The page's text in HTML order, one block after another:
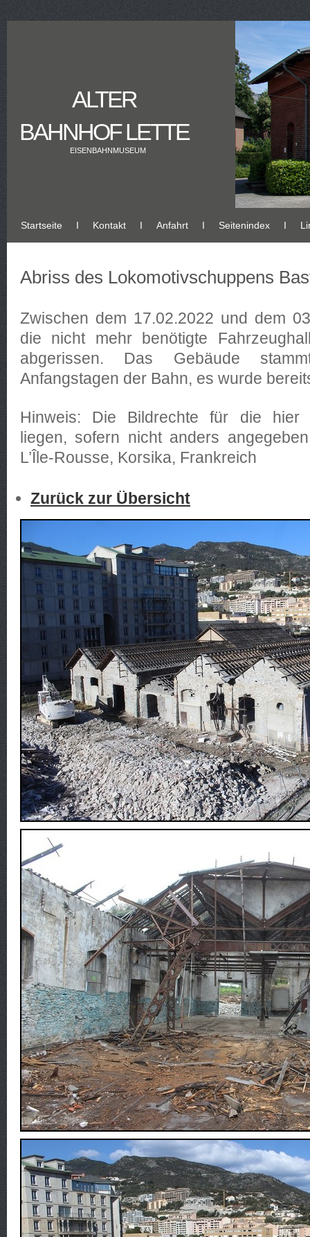
ALTER
BAHNHOF LETTE
EISENBAHNMUSEUM
Startseite Ι Kontakt Ι Anfahrt Ι Seitenindex Ι
Abriss des Lokomotivschuppens
Zwischen dem 17.02.2022 und dem
die nicht mehr benötigte
abgerissen. Das Gebäude
Anfangstagen der Bahn, es wurde
Hinweis: Die Bildrechte für die hier
liegen, sofern nicht anders
L’Île-Rousse, Korsika, Frankreich
Zurück zur Übersicht